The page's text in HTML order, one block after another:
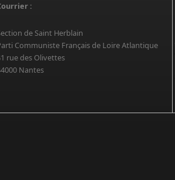
:
de Saint Herblain
Communiste Français de Loire Atlantique
rue des Olivettes
Nantes